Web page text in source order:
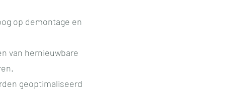
op demontage en
van hernieuwbare
geoptimaliseerd